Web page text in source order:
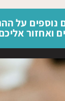
נוספים על
ואחזור